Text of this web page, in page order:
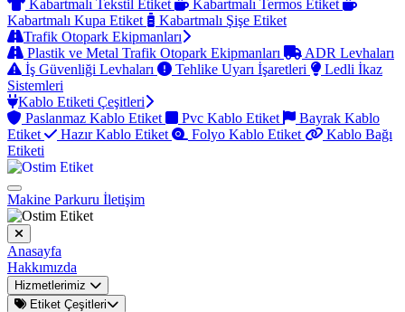
Kabartmalı Tekstil Etiket
Kabartmalı Termos Etiket
Kabartmalı Kupa Etiket
Kabartmalı Şişe Etiket
Trafik Otopark Ekipmanları
Plastik ve Metal Trafik Otopark Ekipmanları
ADR Levhaları
İş Güvenliği Levhaları
Tehlike Uyarı İşaretleri
Ledli İkaz
Sistemleri
Kablo Etiketi Çeşitleri
Paslanmaz Kablo Etiket
Pvc Kablo Etiket
Bayrak Kablo
Etiket
Hazır Kablo Etiket Folyo Kablo Etiket
Kablo Bağı
Etiketi
Makine Parkuru İletişim
Anasayfa
Hakkımızda
Hizmetlerimiz
Etiket Çeşitleri